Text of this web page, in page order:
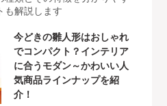
も解説します
今どきの雛人形はおしゃれ
でコンパクト？インテリア
に合うモダン～かわいい人
気商品ラインナップを紹
介！